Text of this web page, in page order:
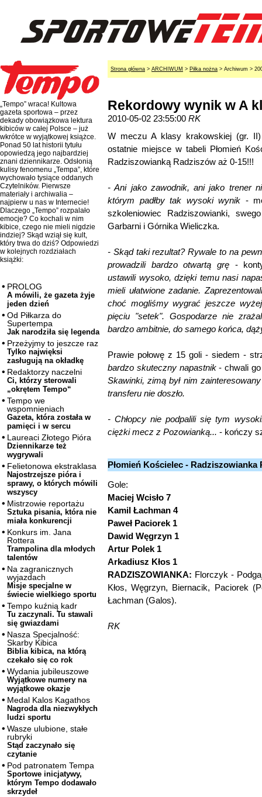
„Tempo” wraca! Kultowa
gazeta sportowa – przez
dekady obowiązkowa lektura
kibiców w całej Polsce – już
wkrótce w wyjątkowej książce.
Ponad 50 lat historii tytułu
opowiedzą jego najbardziej
znani dziennikarze. Odsłonią
kulisy fenomenu „Tempa”, które
wychowało tysiące oddanych
Czytelników. Pierwsze
materiały i archiwalia –
najpierw u nas w Internecie!
Dlaczego „Tempo” rozpalało
emocje? Co kochali w nim
kibice, czego nie mieli nigdzie
indziej? Skąd wziął się kult,
który trwa do dziś? Odpowiedzi
w kolejnych rozdziałach
książki:
PROLOG
A mówili, że gazeta żyje
jeden dzień
Od Piłkarza do
Supertempa
Jak narodziła się legenda
Przeżyjmy to jeszcze raz
Tylko najwięksi
zasługują na okładkę
Redaktorzy naczelni
Ci, którzy sterowali
„okrętem Tempo“
Tempo we
wspomnieniach
Gazeta, która została w
pamięci i w sercu
Laureaci Złotego Pióra
Dziennikarze też
wygrywali
Felietonowa ekstraklasa
Najostrzejsze pióra i
sprawy, o których mówili
wszyscy
Mistrzowie reportażu
Sztuka pisania, która nie
miała konkurencji
Konkurs im. Jana
Rottera
Trampolina dla młodych
talentów
Na zagranicznych
wyjazdach
Misje specjalne w
świecie wielkiego sportu
Tempo kuźnią kadr
Tu zaczynali. Tu stawali
się gwiazdami
Nasza Specjalność:
Skarby Kibica
Biblia kibica, na którą
czekało się co rok
Wydania jubileuszowe
Wyjątkowe numery na
wyjątkowe okazje
Medal Kalos Kagathos
Nagroda dla niezwykłych
ludzi sportu
Wasze ulubione, stałe
rubryki
Stąd zaczynało się
czytanie
Pod patronatem Tempa
Sportowe inicjatywy,
którym Tempo dodawało
skrzydeł
Strona główna > ARCHIWUM > Piłka nożna > Archiwum >
Rekordowy wynik w A
2010-05-02 23:55:00 RK
W meczu A klasy krakowskiej (gr. II)
ostatnie miejsce w tabeli Płomień
Radziszowianką Radziszów aż 0-15!!!
- Ani jako zawodnik, ani jako trener
którym padłby tak wysoki wynik -
szkoleniowiec Radziszowianki,
Garbarni i Górnika Wieliczka.
- Skąd taki rezultat? Rywale to na
prowadzili bardzo otwartą grę -
ustawili wysoko, dzięki temu nasi
mieli ułatwione zadanie.
choć mogliśmy wygrać jeszcze
pięciu "setek". Gospodarze nie
bardzo ambitnie, do samego końca,
Prawie połowę z 15 goli - siedem -
bardzo skuteczny napastnik- chwali
Skawinki, zimą był nim
transferu nie doszło.
- Chłopcy nie podpalili się tym
ciężki mecz z Pozowianką... - kończy
Płomień Kościelec - Radziszowianka
Gole:
Maciej Wcisło 7
Kamil Łachman 4
Paweł Paciorek 1
Dawid Węgrzyn 1
Artur Polek 1
Arkadiusz Kłos 1
RADZISZOWIANKA: Florczyk -
Kłos, Węgrzyn, Biernacik, Paciorek
Łachman (Galos).
RK